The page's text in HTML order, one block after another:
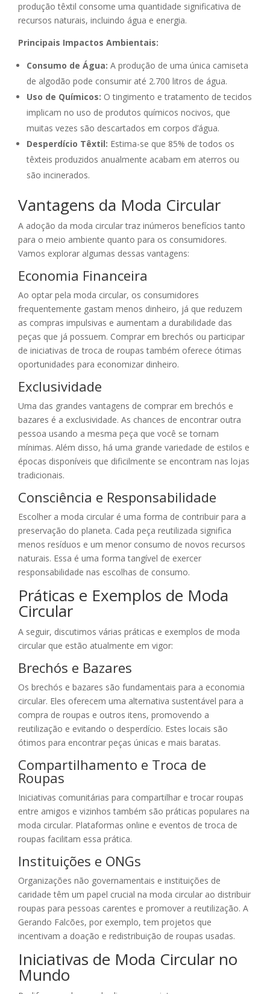
produção têxtil consome uma quantidade significativa de
recursos naturais, incluindo água e energia.
Principais Impactos Ambientais:
Consumo de Água: A produção de uma única camiseta
de algodão pode consumir até 2.700 litros de água.
Uso de Químicos: O tingimento e tratamento de tecidos
implicam no uso de produtos químicos nocivos, que
muitas vezes são descartados em corpos d’água.
Desperdício Têxtil: Estima-se que 85% de todos os
têxteis produzidos anualmente acabam em aterros ou
são incinerados.
Vantagens da Moda Circular
A adoção da moda circular traz inúmeros benefícios tanto
para o meio ambiente quanto para os consumidores.
Vamos explorar algumas dessas vantagens:
Economia Financeira
Ao optar pela moda circular, os consumidores
frequentemente gastam menos dinheiro, já que reduzem
as compras impulsivas e aumentam a durabilidade das
peças que já possuem. Comprar em brechós ou participar
de iniciativas de troca de roupas também oferece ótimas
oportunidades para economizar dinheiro.
Exclusividade
Uma das grandes vantagens de comprar em brechós e
bazares é a exclusividade. As chances de encontrar outra
pessoa usando a mesma peça que você se tornam
mínimas. Além disso, há uma grande variedade de estilos e
épocas disponíveis que dificilmente se encontram nas lojas
tradicionais.
Consciência e Responsabilidade
Escolher a moda circular é uma forma de contribuir para a
preservação do planeta. Cada peça reutilizada significa
menos resíduos e um menor consumo de novos recursos
naturais. Essa é uma forma tangível de exercer
responsabilidade nas escolhas de consumo.
Práticas e Exemplos de Moda
Circular
A seguir, discutimos várias práticas e exemplos de moda
circular que estão atualmente em vigor:
Brechós e Bazares
Os brechós e bazares são fundamentais para a economia
circular. Eles oferecem uma alternativa sustentável para a
compra de roupas e outros itens, promovendo a
reutilização e evitando o desperdício. Estes locais são
ótimos para encontrar peças únicas e mais baratas.
Compartilhamento e Troca de
Roupas
Iniciativas comunitárias para compartilhar e trocar roupas
entre amigos e vizinhos também são práticas populares na
moda circular. Plataformas online e eventos de troca de
roupas facilitam essa prática.
Instituições e ONGs
Organizações não governamentais e instituições de
caridade têm um papel crucial na moda circular ao distribuir
roupas para pessoas carentes e promover a reutilização. A
Gerando Falcões, por exemplo, tem projetos que
incentivam a doação e redistribuição de roupas usadas.
Iniciativas de Moda Circular no
Mundo